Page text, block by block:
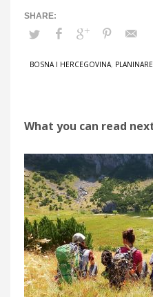
BOSNA I HERCEGOVINA,
What you can read